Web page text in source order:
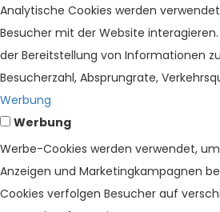
Analytische Cookies werden
Besucher mit der Website
der Bereitstellung von Informationen
Besucherzahl, Absprungrate,
Werbung
Werbung
Werbe-Cookies werden verwendet,
Anzeigen und Marketingkampagnen
Cookies verfolgen Besucher auf